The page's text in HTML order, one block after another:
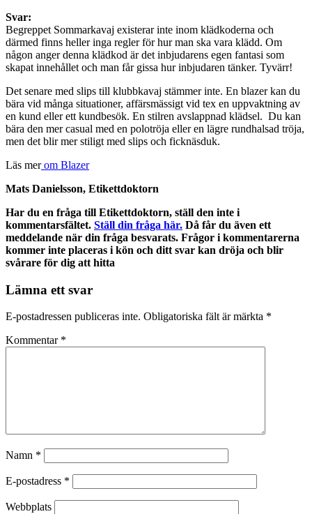
Svar:
Begreppet Sommarkavaj existerar inte inom klädkoderna och
därmed finns heller inga regler för hur man ska vara klädd. Om
någon anger denna klädkod är det inbjudarens egen fantasi som
skapat innehållet och man får gissa hur inbjudaren tänker. Tyvärr!
Det senare med slips till klubbkavaj stämmer inte. En blazer kan du
bära vid många situationer, affärsmässigt vid tex en uppvaktning av
en kund eller ett kundbesök. En stilren avslappnad klädsel. Du kan
bära den mer casual med en polotröja eller en lägre rundhalsad tröja,
men det blir mer stiligt med slips och ficknäsduk.
Läs merom Blazer
Mats Danielsson, Etikettdoktorn
Har du en fråga till Etikettdoktorn, ställ den inte i
kommentarsfältet. Ställ din fråga här. Då får du även ett
meddelande när din fråga besvarats. Frågor i kommentarerna
kommer inte placeras i kön och ditt svar kan dröja och blir
svårare för dig att hitta
Lämna ett svar
E-postadressen publiceras inte. Obligatoriska fält är märkta *
Kommentar *
Namn *
E-postadress *
Webbplats